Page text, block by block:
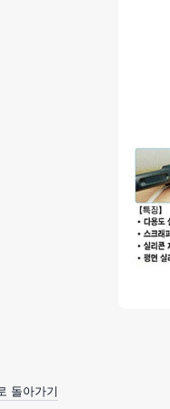
돌아가기